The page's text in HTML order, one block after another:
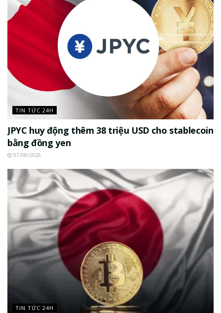
TIN TỨC 24H
JPYC huy động thêm 38 triệu USD cho stablecoin
bằng đồng yen
07/08/2026
TIN TỨC 24H